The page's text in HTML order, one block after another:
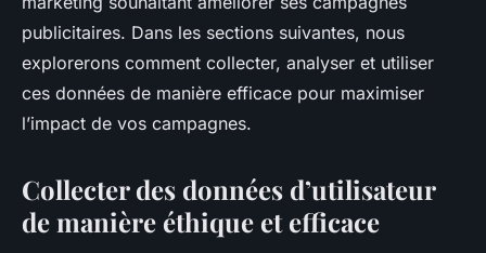
publicitaires. Dans les sections suivantes, nous
explorerons comment collecter, analyser et utiliser
ces données de manière efficace pour maximiser
l’impact de vos campagnes.
Collecter des données d’utilisateur
de manière éthique et efficace